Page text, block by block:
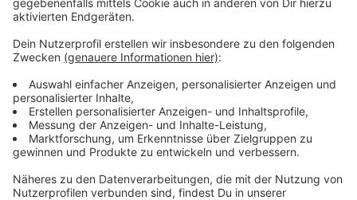
Anzeige
Was macht der Künstler eigentlich, wenn er nicht auf
der Bühne oder vor der Kamera steht? Hier erfahren
wir es. Im Podcast "Wat ne Woche" erzählt Atze
Schröder die schönsten Geschichten, die lustigsten
Anekdoten, intime Geständnisse und haut natürlich
seine Lieblingspromis in die Pfanne, so wie wir ihn
kennen und lieben. Atze Schröder und sein ganz